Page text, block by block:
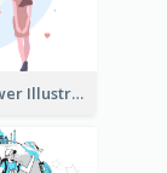
Giving Flower Illustration